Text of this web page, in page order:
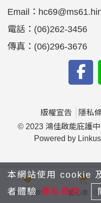
Email：
電話： (06)262-3456
傳真： (06)296-3676
版權宣告 隱私
© 2023 鴻佳啟能庇護
Powered by
我要捐款 愛心車 0
本網站使用 cookie
者體驗 隱私條款